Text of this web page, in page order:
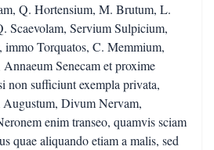
Q. Hortensium, M. Brutum, L.
Scaevolam, Servium Sulpicium,
immo Torquatos, C. Memmium,
Senecam et proxime
non sufficiunt exempla privata,
Divum Nervam,
enim transeo, quamvis sciam
quae aliquando etiam a malis, sed